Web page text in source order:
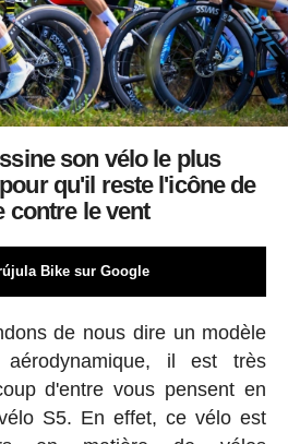
son vélo le plus
qu'il reste l'icône de
contre le vent
Bike sur Google
de nous dire un modèle
il est très
d'entre vous pensent en
S5. En effet, ce vélo est